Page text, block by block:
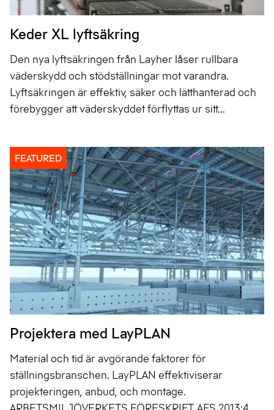
Keder XL lyftsäkring
Den nya lyftsäkringen från Layher låser rullbara
väderskydd och stödställningar mot varandra.
Lyftsäkringen är effektiv, säker och lätthanterad och
förebygger att väderskyddet förflyttas ur sitt...
FEATURED
Projektera med LayPLAN
Material och tid är avgörande faktorer för
ställningsbranschen. LayPLAN effektiviserar
projekteringen, anbud, och montage.